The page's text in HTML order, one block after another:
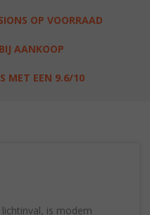
OP VOORRAAD
AANKOOP
MET EEN 9.6/10
is modern